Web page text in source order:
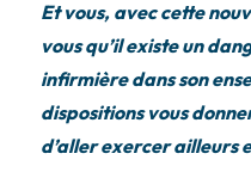
Et vous, avec cette
vous qu’il existe un
infirmière dans son
dispositions vous
d’aller exercer ailleurs